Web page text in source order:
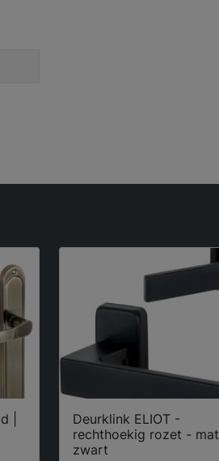
|
Deurklink ELIOT -
rechthoekig rozet - mat
zwart